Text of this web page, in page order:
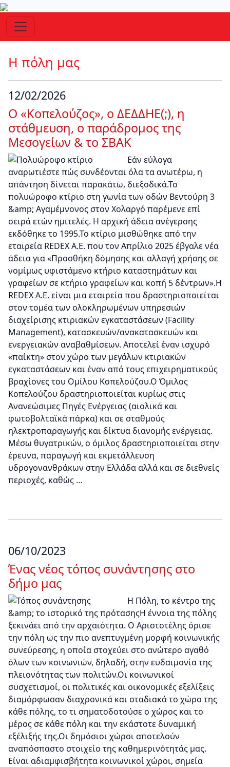
Η πόλη μας
12/02/2026
Ο «Κοπελούζος», ο ΔΕΔΔΗΕ(;), η
στάθμευση, ο παράδρομος της
Μεσογείων & το ΣΒΑΚ
Εάν εύλογα
αναρωτιέστε πώς συνδέονται όλα τα ανωτέρω, η
απάντηση δίνεται παρακάτω, διεξοδικά.Το
πολυώροφο κτίριο στη γωνία των οδών Βεντούρη 3
&amp; Αγαμέμνονος στον Χολαργό παρέμενε επί
σειρά ετών ημιτελές. Η αρχική άδεια ανέγερσης
εκδόθηκε το 1995.Το κτίριο μισθώθηκε από την
εταιρεία REDEX A.E. που τον Απρίλιο 2025 έβγαλε νέα
άδεια για «Προσθήκη δόμησης και αλλαγή χρήσης σε
νομίμως υφιστάμενο κτήριο καταστημάτων και
γραφείων σε κτήριο γραφείων και κοπή 5 δέντρων».Η
REDEX Α.Ε. είναι μια εταιρεία που δραστηριοποιείται
στον τομέα των ολοκληρωμένων υπηρεσιών
διαχείρισης κτιριακών εγκαταστάσεων (Facility
Management), κατασκευών/ανακατασκευών και
ενεργειακών αναβαθμίσεων. Αποτελεί έναν ισχυρό
«παίκτη» στον χώρο των μεγάλων κτιριακών
εγκαταστάσεων και έναν από τους επιχειρηματικούς
βραχίονες του Ομίλου Κοπελούζου.Ο Όμιλος
Κοπελούζου δραστηριοποιείται κυρίως στις
Ανανεώσιμες Πηγές Ενέργειας (αιολικά και
φωτοβολταϊκά πάρκα) και σε σταθμούς
ηλεκτροπαραγωγής και δίκτυα διανομής ενέργειας.
Μέσω θυγατρικών, ο όμιλος δραστηριοποιείται στην
έρευνα, παραγωγή και εκμετάλλευση
υδρογονανθράκων στην Ελλάδα αλλά και σε διεθνείς
περιοχές, καθώς …
06/10/2023
Ένας νέος τόπος συνάντησης στο
δήμο μας
Η Πόλη, το κέντρο της
&amp; το ιστορικό της πρότασηςΗ έννοια της πόλης
ξεκινάει από την αρχαιότητα. Ο Αριστοτέλης όρισε
την πόλη ως την πιο ανεπτυγμένη μορφή κοινωνικής
συνεύρεσης, η οποία στοχεύει στο ανώτερο αγαθό
όλων των κοινωνιών, δηλαδή, στην ευδαιμονία της
πλειονότητας των πολιτών.Οι κοινωνικοί
συσχετισμοί, οι πολιτικές και οικονομικές εξελίξεις
διαμόρφωσαν διαχρονικά και σταδιακά το χώρο της
κάθε πόλης, το τι σηματοδοτούσε ο χώρος και το
μέρος σε κάθε πόλη και την εκάστοτε δυναμική
εξέλιξής της.Οι δημόσιοι χώροι αποτελούν
αναπόσπαστο στοιχείο της καθημερινότητάς μας.
Είναι αδιαμφισβήτητα κοινωνικοί χώροι, σημεία